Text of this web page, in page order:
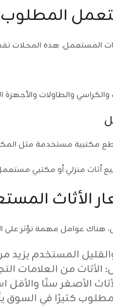
المطلوب
المستعمل. هذه المحلات
والطاولات والأجهزة
مكتبية مستخدمة مثل
أثاث منزلي أو مكتبي
الأثاث
هناك عوامل مهمة تؤثر على
والقليل المستخدم يزيد
الأثاث من العلامات
الأصغر سنًا والأقل
كثيرًا في السوق